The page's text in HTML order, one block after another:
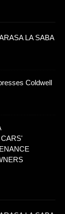
LA SABA
Coldwell